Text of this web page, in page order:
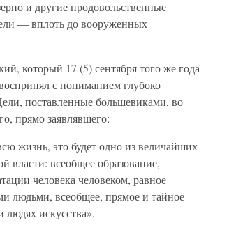
и другие продовольственные
— вплоть до вооруженных
который 17 (5) сентября того же года
с пониманием глубоко
поставленные большевиками, во
прямо заявлявшего:
жизнь, это будет одно из величайших
власти: всеобщее образование,
человека человеком, равное
людьми, всеобщее, прямое и тайное
людях искусства».